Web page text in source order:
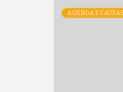
AGENDA E